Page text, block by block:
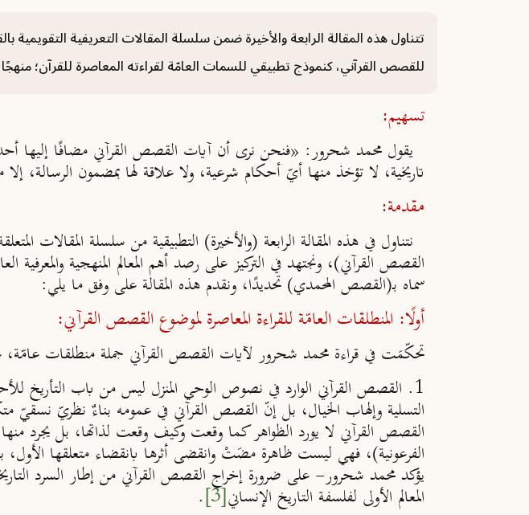
تتناول هذه المقالة الرابعة والأخيرة ضمن سلسلة المقالات التعريفية
للقصص القرآني، كنموذج تطبيقي للسمات العامّة لقراءته المعاصرة للقرآن؛ منهجًا
تسهيم:
يقول محمد شحرور: «فنحن نرى أن آيات القصص القرآني مضافًا إليها
تاريخية، لا تؤخذ منها أيّ أحكام شرعية، ولا علاقة لها بمضمون
مقدمة:
نتناول في هذه المقالة الرابعة (والأخيرة) التطبيقية من سلسلة المقالات
القصص القرآني)، ونجتهد في التركيز على رصد أهم المعالم المنهجية
سماه بـ(القصص المحمدي) تحديدًا، ونقدم هذه المقالة على وفق ما يلي:
أولًا: المنطلقات العامّة للقراءة المعاصرة لموضوع القصص القرآني:
تحكّمَت في قراءة محمد شحرور لآيات القصص القرآني جملة منطلقات عامّة،
1. القصص القرآني الوارد في نصوص الوحي المنزل ليس من باب التأريخ
التسلية وإلهاب الخيال، بل إنّ القصص القرآني في عمومه بناءٌ نظريّ نسقيّ
القصص القرآني لا يورد الظواهر كما وقعت وكيف وقعت لذاتها، بل يجرد
الفرعونية)، فهي ليست ظاهرة مضَتْ وانقضى أثرها بانقضاء متعلقها
يؤكد محمد شحرور- على ضرورة إخراج القصص القرآني من إطار السرد
المعالم الأولى لفلسفة التاريخ الإنساني[3]
.